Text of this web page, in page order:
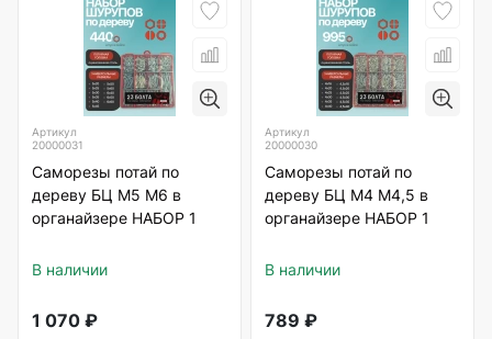
Артикул
20000031
Саморезы потай по
дереву БЦ М5 М6 в
органайзере НАБОР 1
В наличии
1 070 ₽
Артикул
20000030
Саморезы потай по
дереву БЦ М4 М4,5 в
органайзере НАБОР 1
В наличии
789 ₽